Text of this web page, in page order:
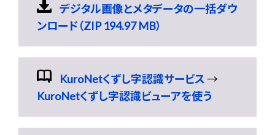
デジタル画像とメタデータの一括ダウ
ンロード（ZIP 194.97 MB）
KuroNetくずし字認識サービス→
KuroNetくずし字認識ビューアを使う